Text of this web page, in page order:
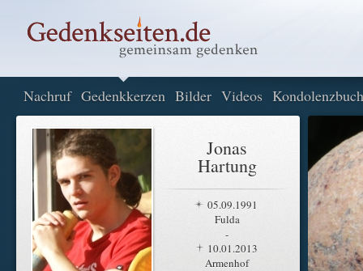
Nachruf Gedenkkerzen Bilder Videos Kondolenzbuch
Jonas
Hartung
05.09.1991
Fulda
-
10.01.2013
Armenhof